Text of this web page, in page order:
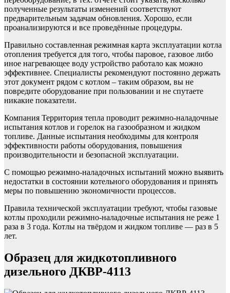
полученные результаты изменений соответствуют
предварительным задачам обновления. Хорошо, если
проанализируются и все проведённые процедуры.
Правильно составленная режимная карта эксплуатации котла
отопления требуется для того, чтобы паровое, газовое либо
иное нагревающее воду устройство работало как можно
эффективнее. Специалисты рекомендуют постоянно держать
этот документ рядом с котлом – таким образом, вы не
повредите оборудование при пользовании и не спутаете
никакие показатели.
Компания Территория тепла проводит режимно-наладочные
испытания котлов и горелок на газообразном и жидком
топливе. Данные испытания необходимы для контроля
эффективности работы оборудования, повышения
производительности и безопасной эксплуатации.
С помощью режимно-наладочных испытаний можно выявить
недостатки в состоянии котельного оборудования и принять
меры по повышению экономичности процессов.
Правила технической эксплуатации требуют, чтобы газовые
котлы проходили режимно-наладочные испытания не реже 1
раза в 3 года. Котлы на твёрдом и жидком топливе — раз в 5
лет.
Образец для жидкотопливного
дизельного ДКВР-4113